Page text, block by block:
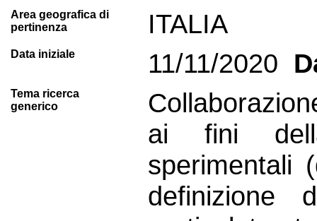
Area geografica di
pertinenza
ITALIA
Data iniziale 11/11/2020
Tema ricerca
generico
ai fini
sperimentali
definizione